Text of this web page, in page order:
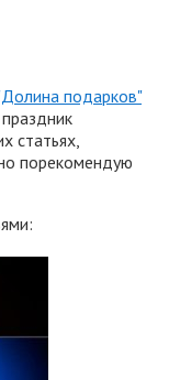
подарков"
статьях,
порекомендую